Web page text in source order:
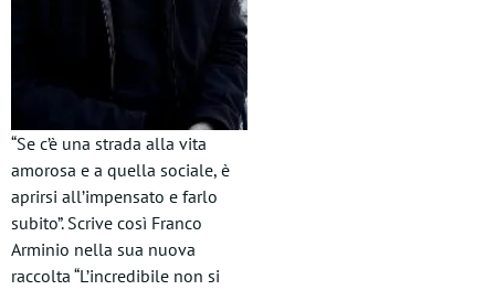
“Se c’è una strada alla vita
amorosa e a quella sociale, è
aprirsi all’impensato e farlo
subito”. Scrive così Franco
Arminio nella sua nuova
raccolta “L’incredibile non si